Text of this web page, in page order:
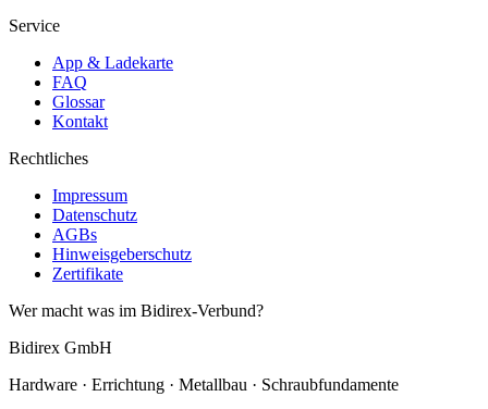
Service
App & Ladekarte
FAQ
Glossar
Kontakt
Rechtliches
Impressum
Datenschutz
AGBs
Hinweisgeberschutz
Zertifikate
Wer macht was im Bidirex-Verbund?
Bidirex GmbH
Hardware · Errichtung · Metallbau · Schraubfundamente